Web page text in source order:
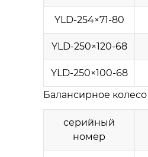
YLD-254×71-80
YLD-250×120-68
YLD-250×100-68
Балансирное колесо
серийный
номер